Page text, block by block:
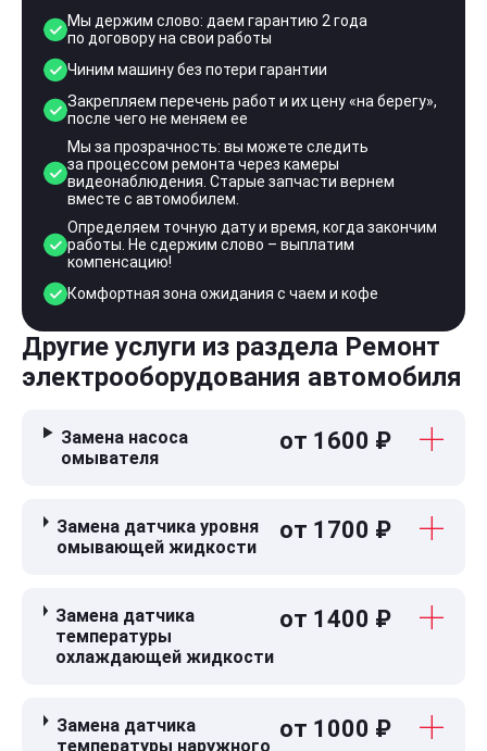
Мы держим слово: даем гарантию 2 года
по договору на свои работы
Чиним машину без потери гарантии
Закрепляем перечень работ и их цену «на берегу»,
после чего не меняем ее
Мы за прозрачность: вы можете следить
за процессом ремонта через камеры
видеонаблюдения. Старые запчасти вернем
вместе с автомобилем.
Определяем точную дату и время, когда закончим
работы. Не сдержим слово – выплатим
компенсацию!
Комфортная зона ожидания с чаем и кофе
Другие услуги из раздела Ремонт
электрооборудования автомобиля
Замена насоса
омывателя
от 1600 ₽
Замена датчика уровня
омывающей жидкости
от 1700 ₽
Замена датчика
температуры
охлаждающей жидкости
от 1400 ₽
Замена датчика
температуры наружного
от 1000 ₽